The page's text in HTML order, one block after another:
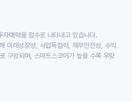
자매력을 점수로 나타내고 있습니다.
미래성장성, 사업독점력, 재무안전성, 수익
구성되며, 스마트스코어가 높을 수록 우량